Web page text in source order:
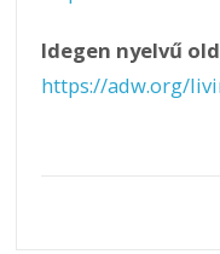
Idegen nyelvű
https://adw.org/